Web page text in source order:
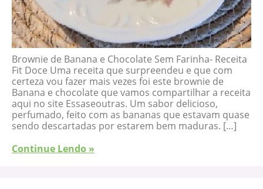
Brownie de Banana e Chocolate Sem Farinha- Receita
Fit Doce Uma receita que surpreendeu e que com
certeza vou fazer mais vezes foi este brownie de
Banana e chocolate que vamos compartilhar a receita
aqui no site Essaseoutras. Um sabor delicioso,
perfumado, feito com as bananas que estavam quase
sendo descartadas por estarem bem maduras. […]
Continue Lendo »